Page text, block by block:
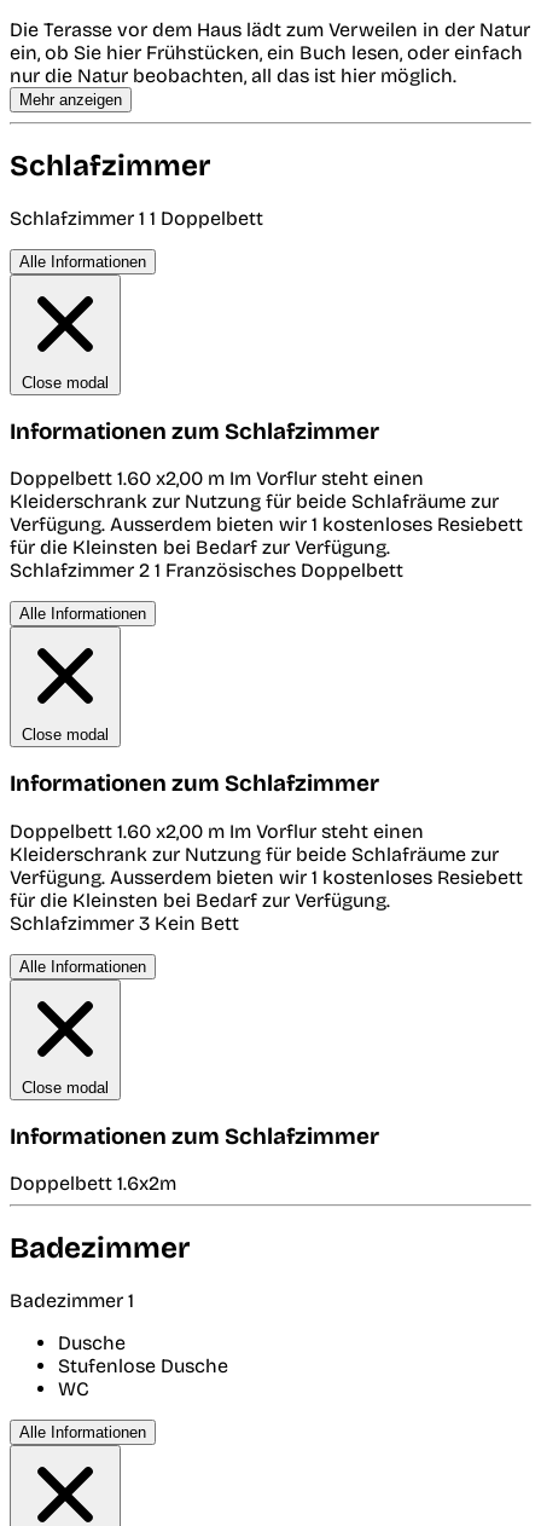
Die Terasse vor dem Haus lädt zum Verweilen in der Natur
ein, ob Sie hier Frühstücken, ein Buch lesen, oder einfach
nur die Natur beobachten, all das ist hier möglich.
Mehr anzeigen
Schlafzimmer
Schlafzimmer 1 1 Doppelbett
Alle Informationen
Close modal
Informationen zum Schlafzimmer
Doppelbett 1.60 x2,00 m Im Vorflur steht einen
Kleiderschrank zur Nutzung für beide Schlafräume zur
Verfügung. Ausserdem bieten wir 1 kostenloses Resiebett
für die Kleinsten bei Bedarf zur Verfügung.
Schlafzimmer 2 1 Französisches Doppelbett
Alle Informationen
Close modal
Informationen zum Schlafzimmer
Doppelbett 1.60 x2,00 m Im Vorflur steht einen
Kleiderschrank zur Nutzung für beide Schlafräume zur
Verfügung. Ausserdem bieten wir 1 kostenloses Resiebett
für die Kleinsten bei Bedarf zur Verfügung.
Schlafzimmer 3 Kein Bett
Alle Informationen
Close modal
Informationen zum Schlafzimmer
Doppelbett 1.6x2m
Badezimmer
Badezimmer 1
Dusche
Stufenlose Dusche
WC
Alle Informationen